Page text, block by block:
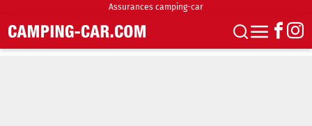
Assurances camping-car